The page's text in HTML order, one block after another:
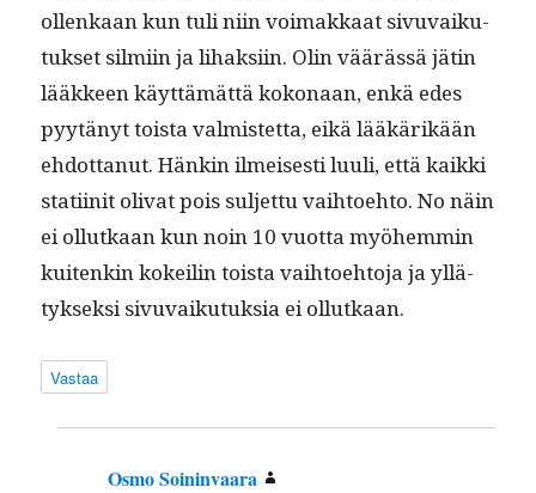
ollenkaan kun tuli niin voimakkaat sivu­vaiku­
tuk­set silmi­in ja lihak­si­in. Olin väärässä jätin
lääk­keen käyt­tämät­tä kokon­aan, enkä edes
pyytänyt toista valmis­tet­ta, eikä lääkärikään
ehdot­tanut. Hänkin ilmeis­es­ti luuli, että kaik­ki
sta­ti­init oli­vat pois sul­jet­tu vai­h­toe­hto. No näin
ei ollutkaan kun noin 10 vuot­ta myöhem­min
kuitenkin kokeilin toista vai­h­toe­hto­ja ja yllä­
tyk­sek­si sivu­vaiku­tuk­sia ei ollutkaan.
Vastaa
Osmo Soininvaara